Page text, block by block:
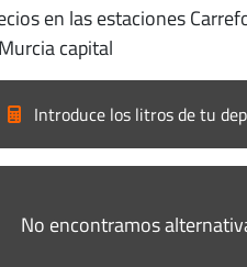
en las estaciones
capital
Introduce los litros de tu
No encontramos